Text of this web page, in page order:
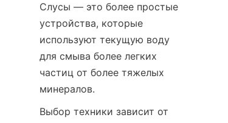
Слусы — это более простые
устройства, которые
используют текущую воду
для смыва более легких
частиц от более тяжелых
минералов.
Выбор техники зависит от